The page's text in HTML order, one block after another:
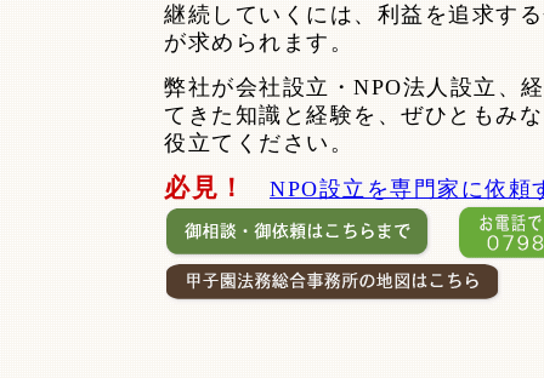
継続していくには、利益を追求す
が求められます。
弊社が会社設立・NPO法人設立、
てきた知識と経験を、ぜひともみ
役立てください。
必見！ NPO設立を専門家に依頼